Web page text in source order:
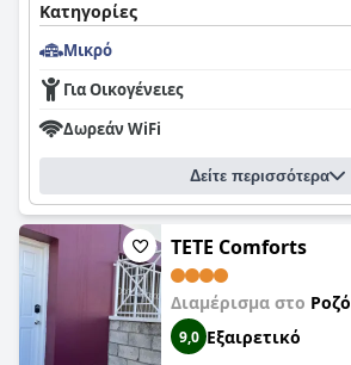
Κατηγορίες
Μικρό
Για Οικογένειες
Δωρεάν WiFi
Δείτε περισσότερα
TETE Comforts
Διαμέρισμα στο Ροζό
9,0 Εξαιρετικό